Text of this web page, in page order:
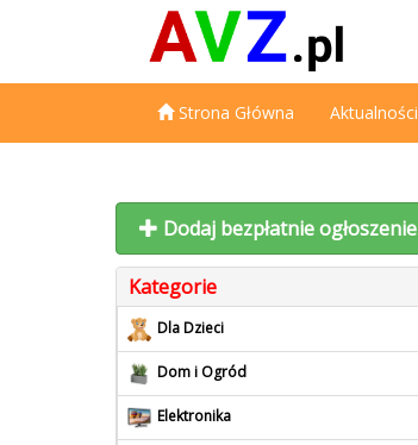
Strona Główna Aktualności
Dodaj bezpłatnie ogłoszenie
Kategorie
Dla Dzieci
Dom i Ogród
Elektronika